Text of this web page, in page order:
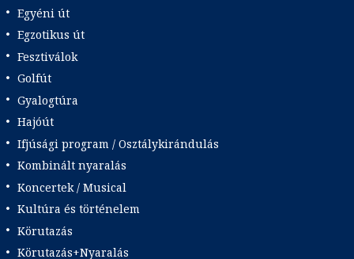
Egyéni út
Egzotikus út
Fesztiválok
Golfút
Gyalogtúra
Hajóút
Ifjúsági program / Osztálykirándulás
Kombinált nyaralás
Koncertek / Musical
Kultúra és történelem
Körutazás
Körutazás+Nyaralás